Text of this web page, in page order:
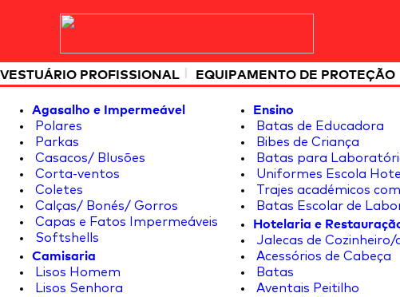
VESTUÁRIO PROFISSIONAL | EQUIPAMENTO DE PROTEÇÃO
Agasalho e Impermeável
Polares
Parkas
Casacos/ Blusões
Corta-ventos
Coletes
Calças/ Bonés/ Gorros
Capas e Fatos Impermeáveis
Softshells
Camisaria
Lisos Homem
Lisos Senhora
Ensino
Batas de Educadora
Bibes de Criança
Batas para
Uniformes Escola
Trajes académicos
Batas Escolar de
Hotelaria e
Jalecas de Cozinheiro/
Acessórios de Cabeça
Batas
Aventais Peitilho